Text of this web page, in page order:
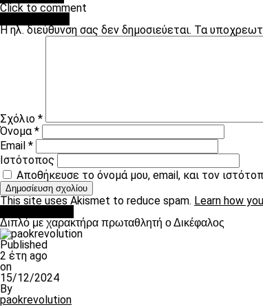
Click to comment
Η ηλ. διεύθυνση σας δεν δημοσιεύεται. Τα
Σχόλιο *
Όνομα*
Email *
Ιστότοπος
Αποθήκευσε το όνομά μου, email, και τον
This site uses Akismet to reduce spam. Learn how
Διπλό με χαρακτήρα πρωταθλητή ο Δικέφαλος
Published
2 έτη ago
on
15/12/2024
By
paokrevolution